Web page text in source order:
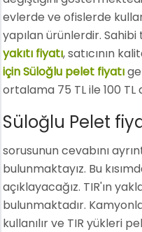
evlerde ve ofislerde
yapılan ürünlerdir. Sahibi
yakıtı fiyatı, satıcının
için Süloğlu pelet fiyatı
ortalama 75 TL ile 100 TL
Süloğlu Pelet
sorusunun cevabını
bulunmaktayız. Bu
açıklayacağız. TIR'ın
bulunmaktadır.
kullanılır ve TIR yükleri